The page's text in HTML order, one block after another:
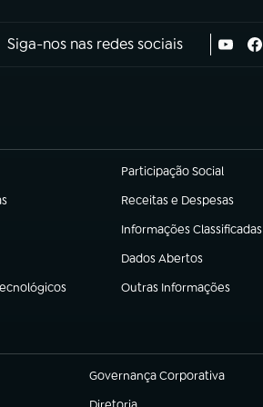
Siga-nos nas redes sociais
Participação Social
(abre em nova aba)
Receitas e Despesas
(abre em nova aba)
Informações Classificadas
(abre em nova aba)
Dados Abertos
(abre em nova aba)
Outras Informações
(abre em nova aba)
Governança Corporativa
(abre em nova aba)